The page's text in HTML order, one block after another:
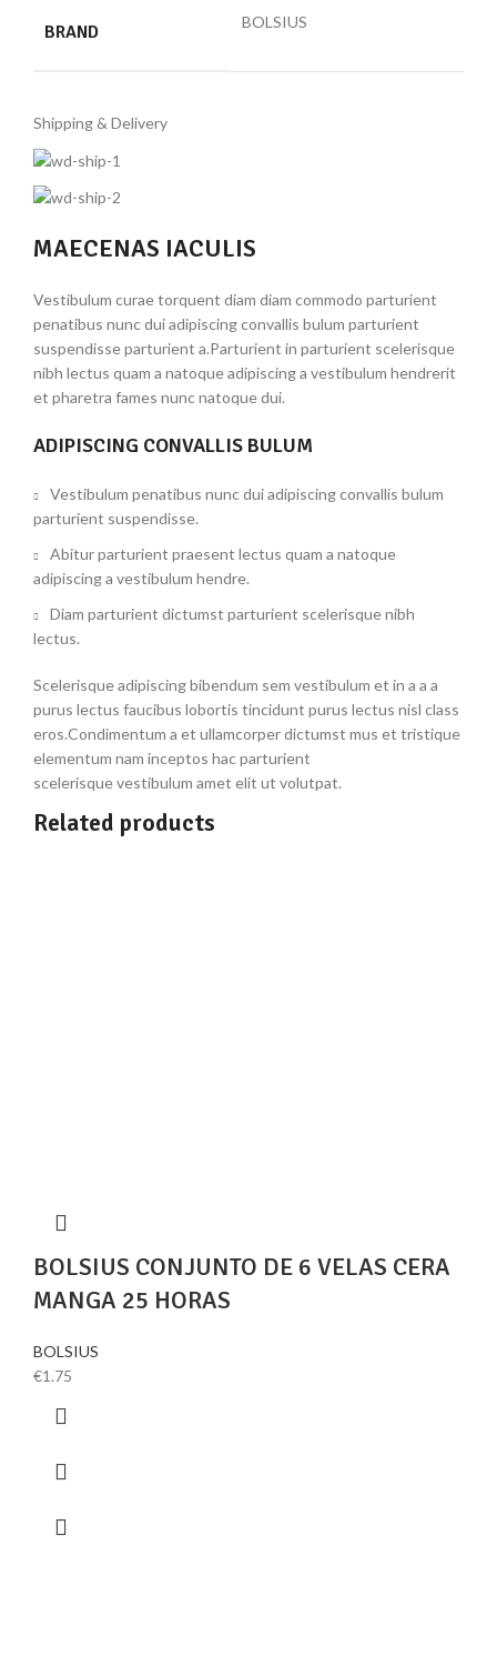
BRAND BOLSIUS
Shipping & Delivery
MAECENAS IACULIS
Vestibulum curae torquent diam diam commodo parturient
penatibus nunc dui adipiscing convallis bulum parturient
suspendisse parturient a.Parturient in parturient scelerisque
nibh lectus quam a natoque adipiscing a vestibulum hendrerit
et pharetra fames nunc natoque dui.
ADIPISCING CONVALLIS BULUM
Vestibulum penatibus nunc dui adipiscing convallis bulum
parturient suspendisse.
Abitur parturient praesent lectus quam a natoque
adipiscing a vestibulum hendre.
Diam parturient dictumst parturient scelerisque nibh
lectus.
Scelerisque adipiscing bibendum sem vestibulum et in a a a
purus lectus faucibus lobortis tincidunt purus lectus nisl class
eros.Condimentum a et ullamcorper dictumst mus et tristique
elementum nam inceptos hac parturient
scelerisque vestibulum amet elit ut volutpat.
Related products
BOLSIUS CONJUNTO DE 6 VELAS CERA
MANGA 25 HORAS
BOLSIUS
€1.75